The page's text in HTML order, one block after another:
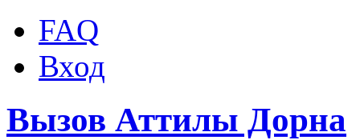
FAQ
Вход
Вызов Аттилы Дорна